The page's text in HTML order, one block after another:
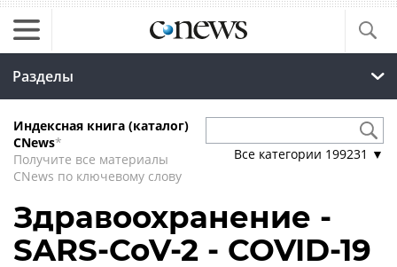
Разделы
Индексная книга (каталог)
CNews*
Получите все материалы
CNews по ключевому слову
Все категории 199231 ▼
Здравоохранение -
SARS-CoV-2 - COVID-19